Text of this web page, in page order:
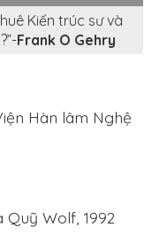
Kiến trúc sư và
Frank O Gehry
Hàn lâm Nghệ
Wolf, 1992